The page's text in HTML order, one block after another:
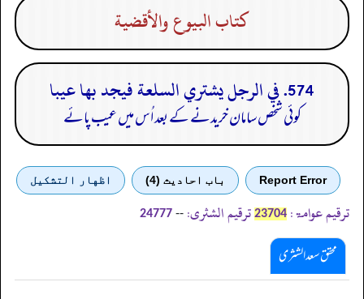
كتاب البيوع والأقضية
574. في الرجل يشتري السلعة فيجد بها عيبا
کوئی شخص سامان خریدنے کے بعد اُس میں عیب پائے
Report Error باب احادیث (4) اظهار التشكيل
ترقیم عوامۃ: 23704 ترقیم الشثری: --
24777
محقق سعد الشثری